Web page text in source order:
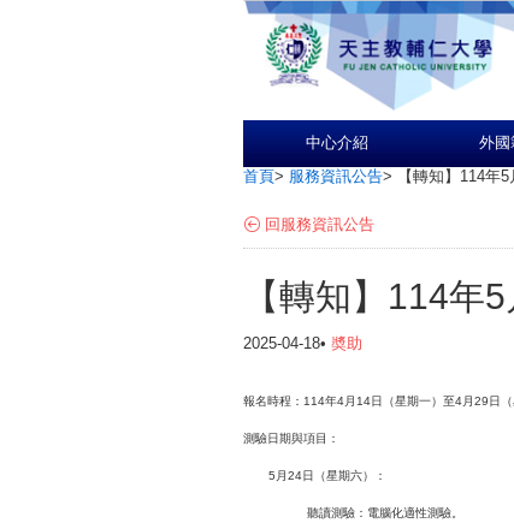
中心介紹 外國
首頁> 服務資訊公告> 【轉知】114年
回服務資訊公告
【轉知】114年
2025-04-18• 奬助
報名時程：114年4月14日（星期一）至4月29日
測驗日期與項目：
5月24日（星期六）：
聽讀測驗：電腦化適性測驗。